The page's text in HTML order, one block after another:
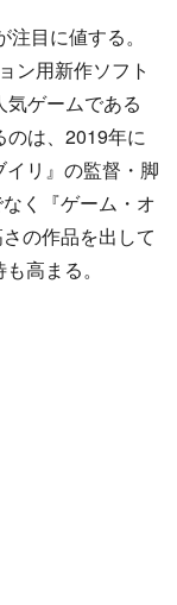
目に値する。
ン用新作ソフト
気ゲームである
のは、2019年に
リ』の監督・脚
く『ゲーム・オ
の作品を出して
高まる。